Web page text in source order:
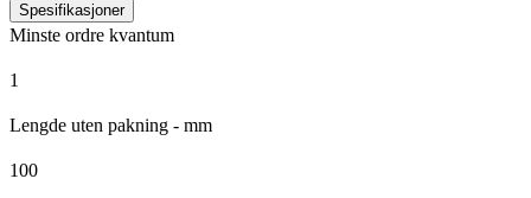
Spesifikasjoner
Minste ordre kvantum
1
Lengde uten pakning - mm
100